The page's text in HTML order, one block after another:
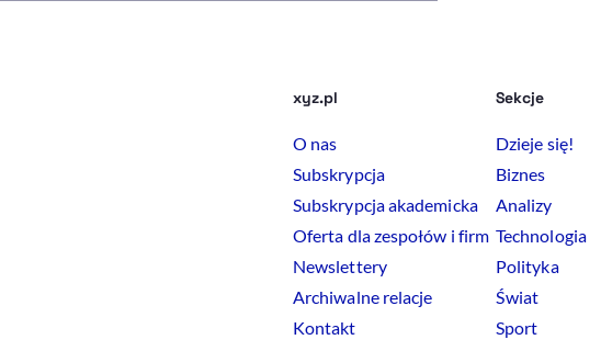
xyz.pl
O nas
Subskrypcja
Subskrypcja akademicka
Oferta dla zespołów i firm
Newslettery
Archiwalne relacje
Kontakt
Sekcje
Dzieje się!
Biznes
Analizy
Technologia
Polityka
Świat
Sport